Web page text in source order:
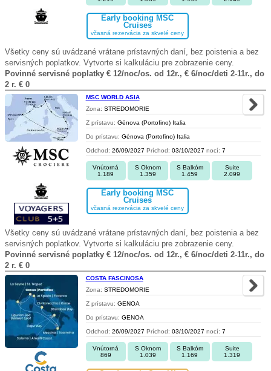
Early booking MSC
Cruises
včasná rezervácia za skvelé ceny
Všetky ceny sú uvádzané vrátane prístavných daní, bez poistenia a bez
servisných poplatkov. Vytvorte si kalkuláciu pre zobrazenie ceny.
Povinné servisné poplatky € 12/noc/os. od 12r., € 6/noc/deti 2-11r., do
2 r. € 0
MSC WORLD ASIA
Zona: STREDOMORIE
Z prístavu: Génova (Portofino) Italia
Do prístavu: Génova (Portofino) Italia
Odchod: 26/09/2027 Príchod: 03/10/2027 nocí: 7
Vnútorná
1.189
S Oknom
1.359
S Balkóm
1.459
Suite
2.099
Early booking MSC
Cruises
včasná rezervácia za skvelé ceny
Všetky ceny sú uvádzané vrátane prístavných daní, bez poistenia a bez
servisných poplatkov. Vytvorte si kalkuláciu pre zobrazenie ceny.
Povinné servisné poplatky € 12/noc/os. od 12r., € 6/noc/deti 2-11r., do
2 r. € 0
COSTA FASCINOSA
Zona: STREDOMORIE
Z prístavu: GENOA
Do prístavu: GENOA
Odchod: 26/09/2027 Príchod: 03/10/2027 nocí: 7
Vnútorná
869
S Oknom
1.039
S Balkóm
1.169
Suite
1.319